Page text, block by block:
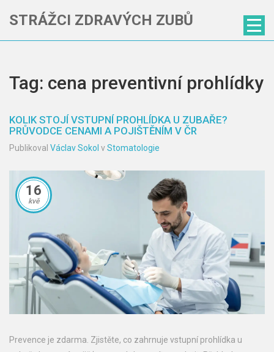
STRÁŽCI ZDRAVÝCH ZUBŮ
Tag: cena preventivní prohlídky
KOLIK STOJÍ VSTUPNÍ PROHLÍDKA U ZUBAŘE?
PRŮVODCE CENAMI A POJIŠTĚNÍM V ČR
Publikoval Václav Sokol vStomatologie
16
kvě
Prevence je zdarma. Zjistěte, co zahrnuje vstupní prohlídka u